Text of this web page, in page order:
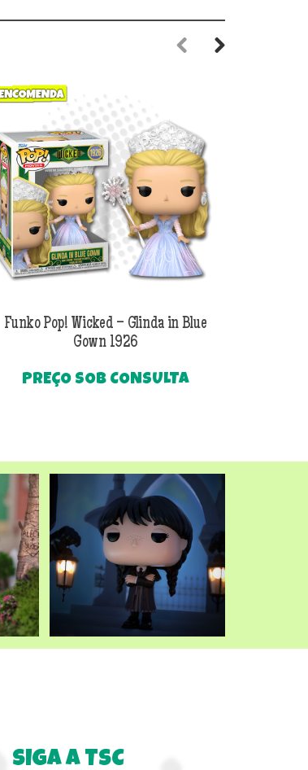
Funko Pop! Wicked – Glinda in Blue
Gown 1926
PREÇO SOB CONSULTA
SIGA A TSC